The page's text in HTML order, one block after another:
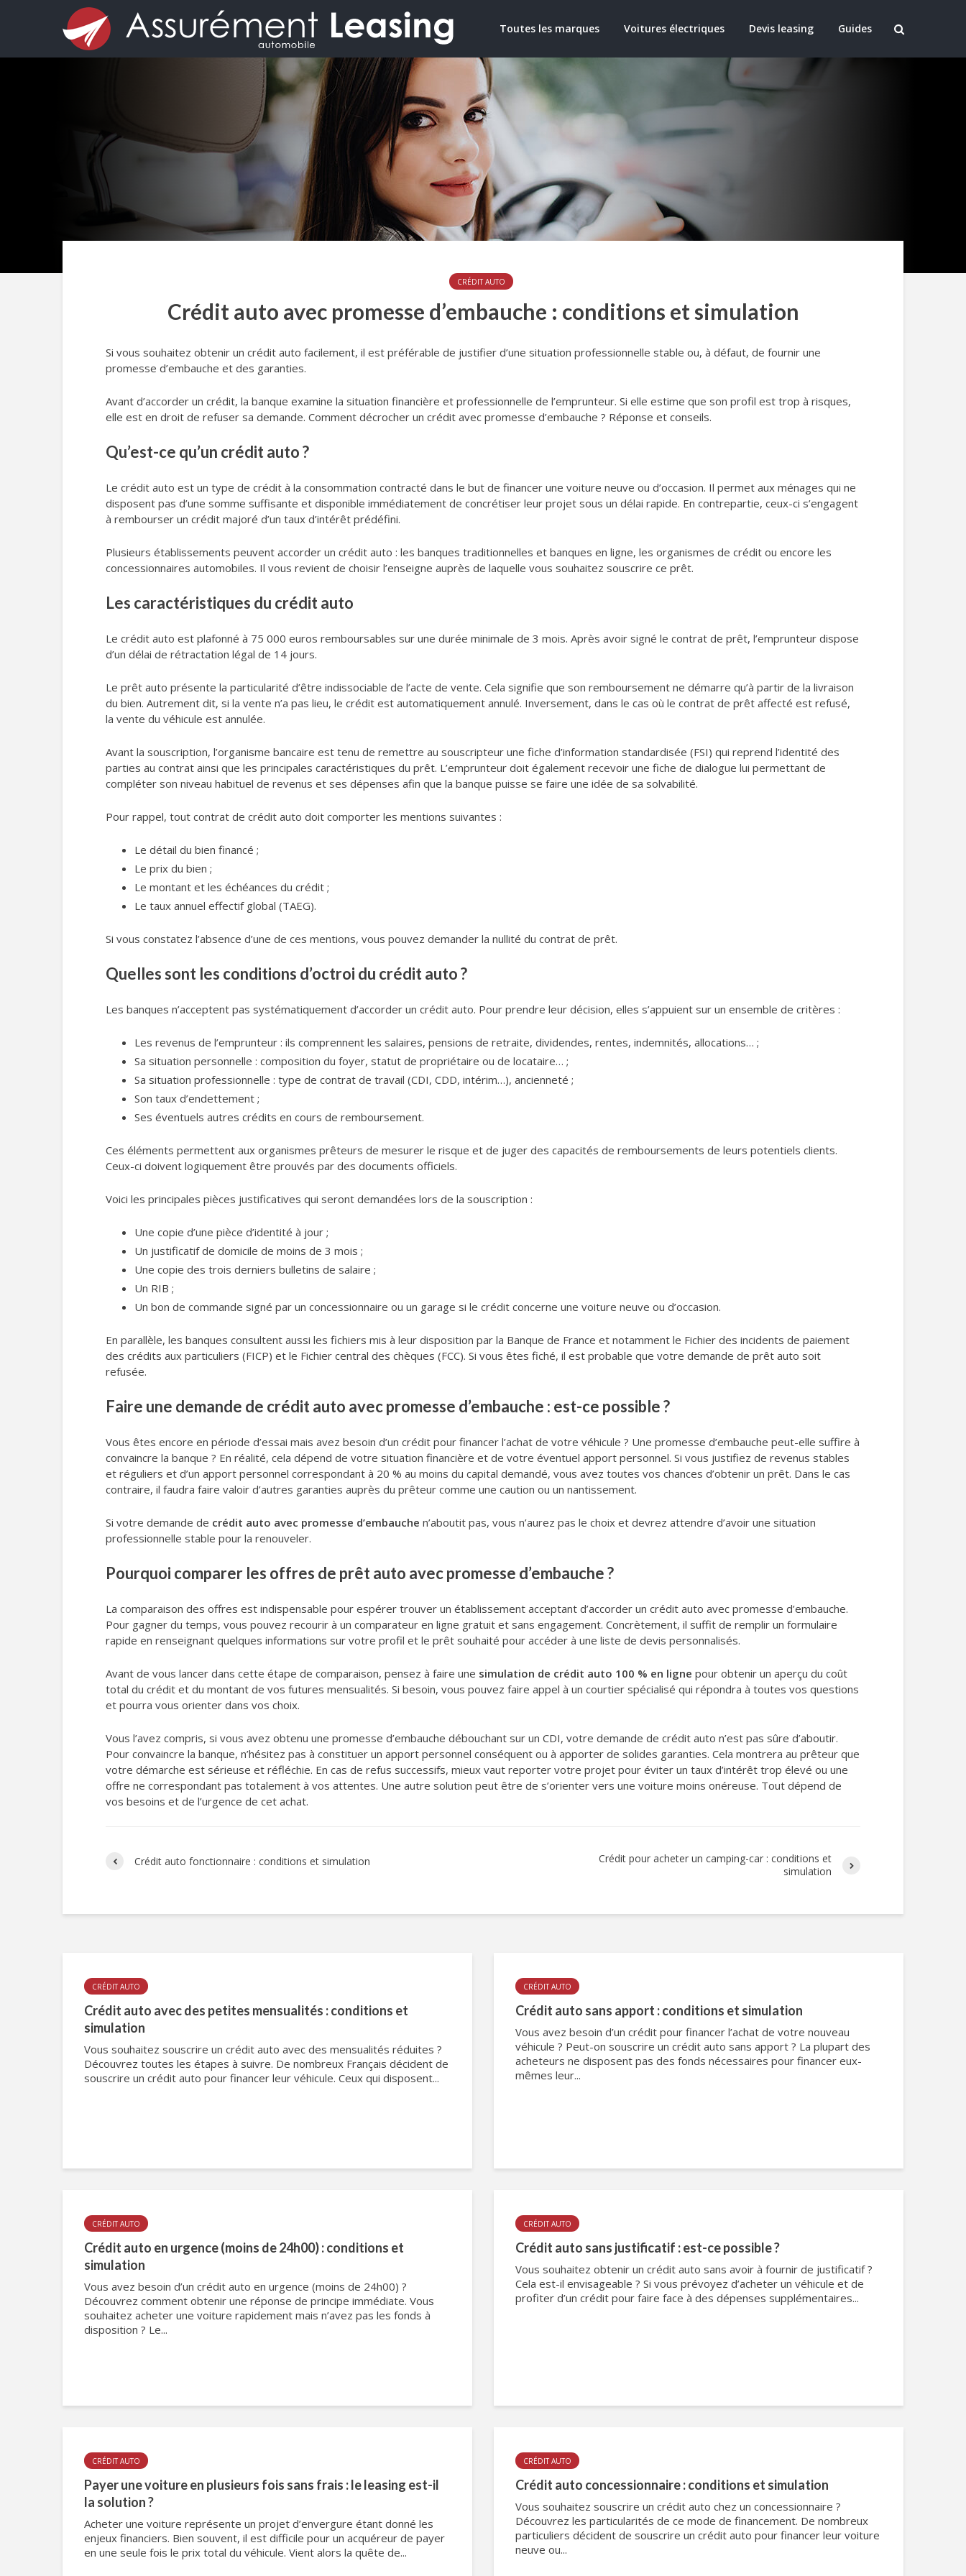
Toutes les marques Voitures électriques Devis leasing Guides
CRÉDIT AUTO
Crédit auto avec promesse d’embauche : conditions et simulation
Si vous souhaitez obtenir un crédit auto facilement, il est préférable de justifier d’une situation professionnelle stable ou, à défaut, de fournir une
promesse d’embauche et des garanties.
Avant d’accorder un crédit, la banque examine la situation financière et professionnelle de l’emprunteur. Si elle estime que son profil est trop à risques,
elle est en droit de refuser sa demande. Comment décrocher un crédit avec promesse d’embauche ? Réponse et conseils.
Qu’est-ce qu’un crédit auto ?
Le crédit auto est un type de crédit à la consommation contracté dans le but de financer une voiture neuve ou d’occasion. Il permet aux ménages qui ne
disposent pas d’une somme suffisante et disponible immédiatement de concrétiser leur projet sous un délai rapide. En contrepartie, ceux-ci s’engagent
à rembourser un crédit majoré d’un taux d’intérêt prédéfini.
Plusieurs établissements peuvent accorder un crédit auto : les banques traditionnelles et banques en ligne, les organismes de crédit ou encore les
concessionnaires automobiles. Il vous revient de choisir l’enseigne auprès de laquelle vous souhaitez souscrire ce prêt.
Les caractéristiques du crédit auto
Le crédit auto est plafonné à 75 000 euros remboursables sur une durée minimale de 3 mois. Après avoir signé le contrat de prêt, l’emprunteur dispose
d’un délai de rétractation légal de 14 jours.
Le prêt auto présente la particularité d’être indissociable de l’acte de vente. Cela signifie que son remboursement ne démarre qu’à partir de la livraison
du bien. Autrement dit, si la vente n’a pas lieu, le crédit est automatiquement annulé. Inversement, dans le cas où le contrat de prêt affecté est refusé,
la vente du véhicule est annulée.
Avant la souscription, l’organisme bancaire est tenu de remettre au souscripteur une fiche d’information standardisée (FSI) qui reprend l’identité des
parties au contrat ainsi que les principales caractéristiques du prêt. L’emprunteur doit également recevoir une fiche de dialogue lui permettant de
compléter son niveau habituel de revenus et ses dépenses afin que la banque puisse se faire une idée de sa solvabilité.
Pour rappel, tout contrat de crédit auto doit comporter les mentions suivantes :
Le détail du bien financé ;
Le prix du bien ;
Le montant et les échéances du crédit ;
Le taux annuel effectif global (TAEG).
Si vous constatez l’absence d’une de ces mentions, vous pouvez demander la nullité du contrat de prêt.
Quelles sont les conditions d’octroi du crédit auto ?
Les banques n’acceptent pas systématiquement d’accorder un crédit auto. Pour prendre leur décision, elles s’appuient sur un ensemble de critères :
Les revenus de l’emprunteur : ils comprennent les salaires, pensions de retraite, dividendes, rentes, indemnités, allocations… ;
Sa situation personnelle : composition du foyer, statut de propriétaire ou de locataire… ;
Sa situation professionnelle : type de contrat de travail (CDI, CDD, intérim…), ancienneté ;
Son taux d’endettement ;
Ses éventuels autres crédits en cours de remboursement.
Ces éléments permettent aux organismes prêteurs de mesurer le risque et de juger des capacités de remboursements de leurs potentiels clients.
Ceux-ci doivent logiquement être prouvés par des documents officiels.
Voici les principales pièces justificatives qui seront demandées lors de la souscription :
Une copie d’une pièce d’identité à jour ;
Un justificatif de domicile de moins de 3 mois ;
Une copie des trois derniers bulletins de salaire ;
Un RIB ;
Un bon de commande signé par un concessionnaire ou un garage si le crédit concerne une voiture neuve ou d’occasion.
En parallèle, les banques consultent aussi les fichiers mis à leur disposition par la Banque de France et notamment le Fichier des incidents de paiement
des crédits aux particuliers (FICP) et le Fichier central des chèques (FCC). Si vous êtes fiché, il est probable que votre demande de prêt auto soit
refusée.
Faire une demande de crédit auto avec promesse d’embauche : est-ce possible ?
Vous êtes encore en période d’essai mais avez besoin d’un crédit pour financer l’achat de votre véhicule ? Une promesse d’embauche peut-elle suffire à
convaincre la banque ? En réalité, cela dépend de votre situation financière et de votre éventuel apport personnel. Si vous justifiez de revenus stables
et réguliers et d’un apport personnel correspondant à 20 % au moins du capital demandé, vous avez toutes vos chances d’obtenir un prêt. Dans le cas
contraire, il faudra faire valoir d’autres garanties auprès du prêteur comme une caution ou un nantissement.
Si votre demande de crédit auto avec promesse d’embauche n’aboutit pas, vous n’aurez pas le choix et devrez attendre d’avoir une situation
professionnelle stable pour la renouveler.
Pourquoi comparer les offres de prêt auto avec promesse d’embauche ?
La comparaison des offres est indispensable pour espérer trouver un établissement acceptant d’accorder un crédit auto avec promesse d’embauche.
Pour gagner du temps, vous pouvez recourir à un comparateur en ligne gratuit et sans engagement. Concrètement, il suffit de remplir un formulaire
rapide en renseignant quelques informations sur votre profil et le prêt souhaité pour accéder à une liste de devis personnalisés.
Avant de vous lancer dans cette étape de comparaison, pensez à faire une simulation de crédit auto 100 % en ligne pour obtenir un aperçu du coût
total du crédit et du montant de vos futures mensualités. Si besoin, vous pouvez faire appel à un courtier spécialisé qui répondra à toutes vos questions
et pourra vous orienter dans vos choix.
Vous l’avez compris, si vous avez obtenu une promesse d’embauche débouchant sur un CDI, votre demande de crédit auto n’est pas sûre d’aboutir.
Pour convaincre la banque, n’hésitez pas à constituer un apport personnel conséquent ou à apporter de solides garanties. Cela montrera au prêteur que
votre démarche est sérieuse et réfléchie. En cas de refus successifs, mieux vaut reporter votre projet pour éviter un taux d’intérêt trop élevé ou une
offre ne correspondant pas totalement à vos attentes. Une autre solution peut être de s’orienter vers une voiture moins onéreuse. Tout dépend de
vos besoins et de l’urgence de cet achat.
Crédit auto fonctionnaire : conditions et simulation
Crédit pour acheter un camping-car : conditions et
simulation
CRÉDIT AUTO
Crédit auto avec des petites mensualités : conditions et
simulation
Vous souhaitez souscrire un crédit auto avec des mensualités réduites ?
Découvrez toutes les étapes à suivre. De nombreux Français décident de
souscrire un crédit auto pour financer leur véhicule. Ceux qui disposent...
CRÉDIT AUTO
Crédit auto sans apport : conditions et simulation
Vous avez besoin d’un crédit pour financer l’achat de votre nouveau
véhicule ? Peut-on souscrire un crédit auto sans apport ? La plupart des
acheteurs ne disposent pas des fonds nécessaires pour financer eux-
mêmes leur...
CRÉDIT AUTO
Crédit auto en urgence (moins de 24h00) : conditions et
simulation
Vous avez besoin d’un crédit auto en urgence (moins de 24h00) ?
Découvrez comment obtenir une réponse de principe immédiate. Vous
souhaitez acheter une voiture rapidement mais n’avez pas les fonds à
disposition ? Le...
CRÉDIT AUTO
Crédit auto sans justificatif : est-ce possible ?
Vous souhaitez obtenir un crédit auto sans avoir à fournir de justificatif ?
Cela est-il envisageable ? Si vous prévoyez d’acheter un véhicule et de
profiter d’un crédit pour faire face à des dépenses supplémentaires...
CRÉDIT AUTO
Payer une voiture en plusieurs fois sans frais : le leasing est-il
la solution ?
Acheter une voiture représente un projet d’envergure étant donné les
enjeux financiers. Bien souvent, il est difficile pour un acquéreur de payer
en une seule fois le prix total du véhicule. Vient alors la quête de...
CRÉDIT AUTO
Crédit auto concessionnaire : conditions et simulation
Vous souhaitez souscrire un crédit auto chez un concessionnaire ?
Découvrez les particularités de ce mode de financement. De nombreux
particuliers décident de souscrire un crédit auto pour financer leur voiture
neuve ou...